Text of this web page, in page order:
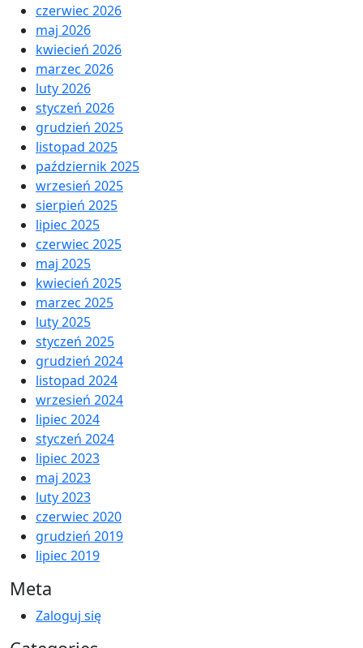
czerwiec 2026
maj 2026
kwiecień 2026
marzec 2026
luty 2026
styczeń 2026
grudzień 2025
listopad 2025
październik 2025
wrzesień 2025
sierpień 2025
lipiec 2025
czerwiec 2025
maj 2025
kwiecień 2025
marzec 2025
luty 2025
styczeń 2025
grudzień 2024
listopad 2024
wrzesień 2024
lipiec 2024
styczeń 2024
lipiec 2023
maj 2023
luty 2023
czerwiec 2020
grudzień 2019
lipiec 2019
Meta
Zaloguj się